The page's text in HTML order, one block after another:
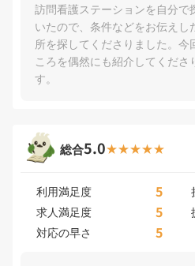
訪問看護ステーションを自分で
いたので、条件などをお伝え
所を探してくださりました。今
ころを偶然にも紹介してくださ
す。
総合5.0
利用満足度 5
求人満足度 5
対応の早さ 5